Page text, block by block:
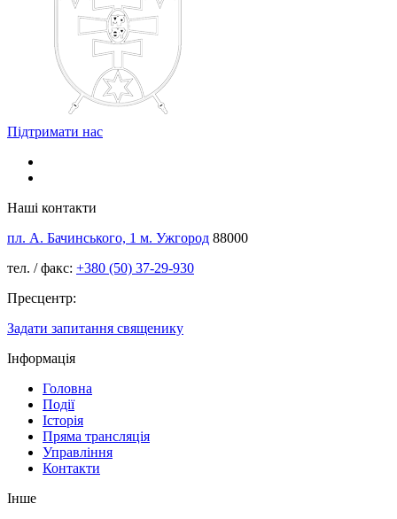
Підтримати нас
Наші контакти
пл. А. Бачинського, 1 м. Ужгород 88000
тел. / факс: +380 (50) 37-29-930
Пресцентр:
Задати запитання священику
Інформація
Головна
Події
Історія
Пряма трансляція
Управління
Контакти
Інше